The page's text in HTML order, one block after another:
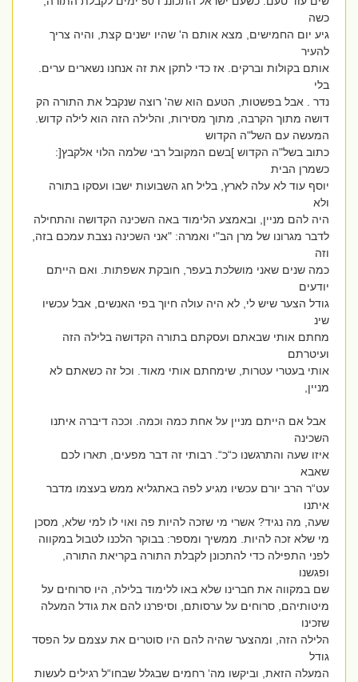
כשה
גיע יום החמישים, מצא אותם ה' שהיו ישנים קצת, והיה צריך
להעיר
אותם בקולות וברקים. אז כדי לתקן את זה אנחנו נשארים ערים.
בלי
נדר . אבל בפשטות, הטעם הוא שה' רוצה שנקבל את התורה הק
דושה מתוך הקרבה, מתוך מסירות, והלילה הזה הוא לילה קדוש.
המעשה עם השל"ה הקדוש
כתוב בשל"ה הקדוש ]בשם המקובל רבי שלמה הלוי אלקבץ[:
כשמרן הבית
יוסף עוד לא עלה לארץ, בליל חג השבועות ישבו ועסקו בתורה
ולא
היה להם מניין, ובאמצע הלימוד באה השכינה הקדושה והתחילה
לדבר מגרונו של מרן הב"י ואמרה: "אני השכינה נצבת עמכם בזה,
וזה
כמה שנים שאני מושלכת בעפר, חובקת אשפתות. ואם הייתם
יודעים
גודל הצער שיש לי, לא היה עולה חיוך בפי האנשים, אבל עכשיו
שינ
מחתם אותי שבאתם ועסקתם בתורה הקדושה בלילה הזה
ועיטרתם
אותי בעטרי עטרות, שימחתם אותי מאוד. וכל זה כשאתם לא
מניין,
אבל אם הייתם מניין על אחת כמה וכמה. וככה דיברה איתנו
השכינה
איזו שעה והתרגשנו כ“כ“. רבותי זה דבר מפעים, תארו לכם
שאבא
עט“ר הרב יורם עכשיו מגיע לפה באתגליא ממש בעצמו מדבר
איתנו
שעה, מה נגיד? אשרי מי שזכה להיות פה ואוי לו למי שלא, מסכן
מי שלא זכה להיות. ממשיך ומספר: בבוקר הלכנו לטבול במקווה
לפני התפילה כדי להתכונן לקבלת התורה בקריאת התורה,
ופגשנו
שם במקווה את חברינו שלא באו ללימוד בלילה, היו סרוחים על
מיטותיהם, סרוחים על ערסותם, וסיפרנו להם את גודל המעלה
שזכינו
הלילה הזה, ומהצער שהיה להם היו סוטרים את עצמם על הפסד
גודל
המעלה הזאת, וביקשו מה‘ רחמים שבגלל שבחו“ל רגילים לעשות